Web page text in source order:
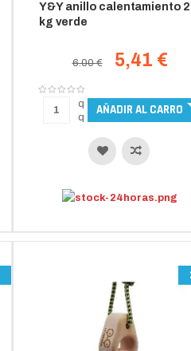
Y&Y anillo calentamiento
kg verde
6.00 € 5,41 €